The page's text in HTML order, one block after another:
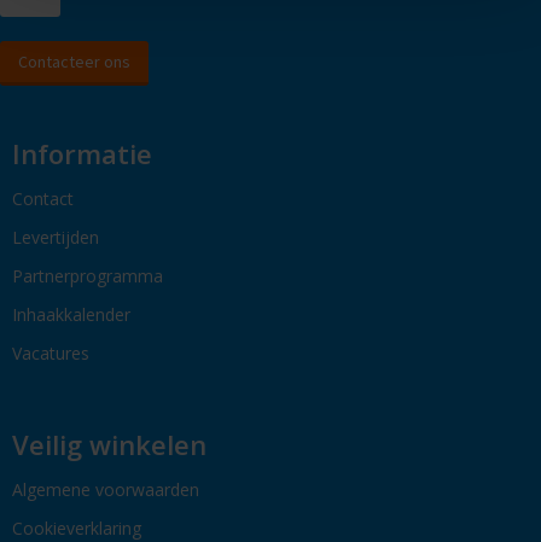
Contacteer ons
Informatie
Contact
Levertijden
Partnerprogramma
Inhaakkalender
Vacatures
Veilig winkelen
Algemene voorwaarden
Cookieverklaring